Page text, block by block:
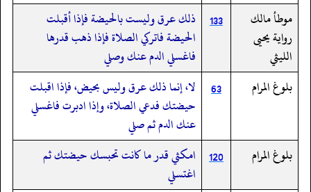
موطأ مالك
رواية يحيى
الليثي
133
ذلك عرق وليست بالحيضة فإذا أقبلت
الحيضة فاتركي الصلاة فإذا ذهب قدرها
فاغسلي الدم عنك وصلي
بلوغ المرام
63
‏‏‏‏لا،‏‏‏‏ إنما ذلك عرق وليس بحيض،‏‏‏‏ فإذا اقبلت
حيضتك فدعي الصلاة،‏‏‏‏ وإذا ادبرت فاغسلي
عنك الدم ثم صلي
بلوغ المرام
120
‏‏‏‏امكثي قدر ما كانت تحبسك حيضتك ثم
اغتسلي